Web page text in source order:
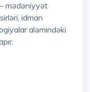
mədəniyyət
idman
aləmindəki